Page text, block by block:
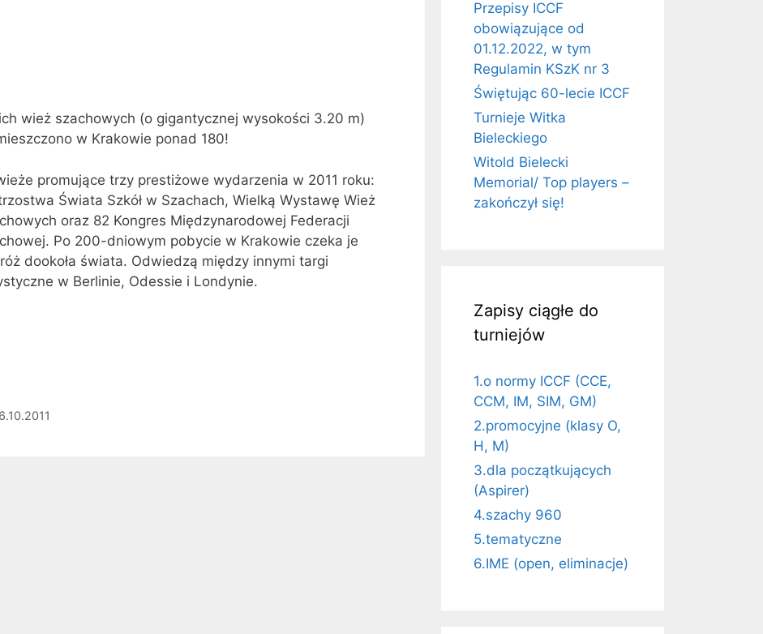
wież szachowych (o gigantycznej wysokości 3.20 m)
w Krakowie ponad 180!
promujące trzy prestiżowe wydarzenia w 2011 roku:
Świata Szkół w Szachach, Wielką Wystawę Wież
oraz 82 Kongres Międzynarodowej Federacji
Po 200-dniowym pobycie w Krakowie czeka je
dookoła świata. Odwiedzą między innymi targi
w Berlinie, Odessie i Londynie.
Przepisy ICCF
obowiązujące od
01.12.2022, w tym
Regulamin KSzK nr 3
Świętując 60-lecie ICCF
Turnieje Witka
Bieleckiego
Witold Bielecki
Memorial/ Top players –
zakończył się!
Zapisy ciągłe do
turniejów
1.o normy ICCF (CCE,
CCM, IM, SIM, GM)
2.promocyjne (klasy O,
H, M)
3.dla początkujących
(Aspirer)
4.szachy 960
5.tematyczne
6.IME (open, eliminacje)